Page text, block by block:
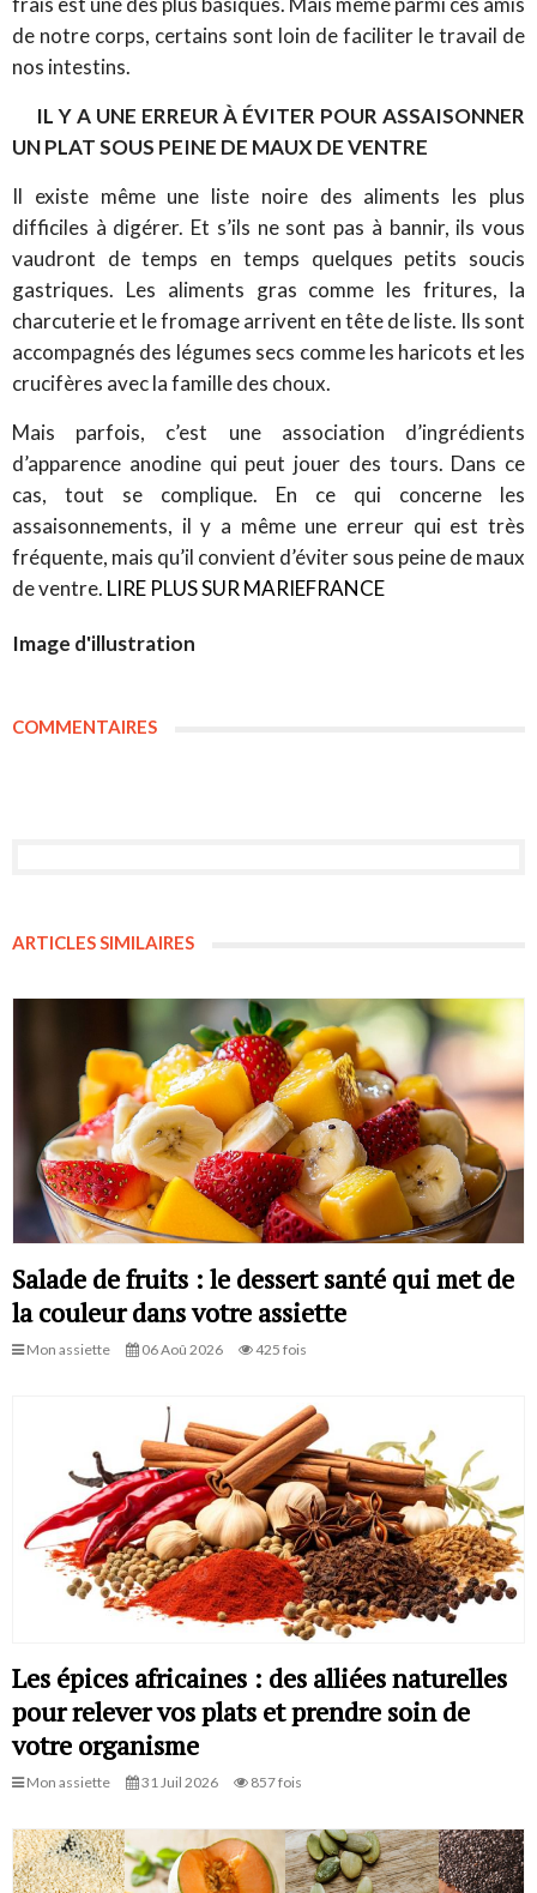
de notre corps, certains sont loin de faciliter le travail de
nos intestins.
IL Y A UNE ERREUR À ÉVITER POUR ASSAISONNER
UN PLAT SOUS PEINE DE MAUX DE VENTRE
Il existe même une liste noire des aliments les plus
difficiles à digérer. Et s’ils ne sont pas à bannir, ils vous
vaudront de temps en temps quelques petits soucis
gastriques. Les aliments gras comme les fritures, la
charcuterie et le fromage arrivent en tête de liste. Ils sont
accompagnés des légumes secs comme les haricots et les
crucifères avec la famille des choux.
Mais parfois, c’est une association d’ingrédients
d’apparence anodine qui peut jouer des tours. Dans ce
cas, tout se complique. En ce qui concerne les
assaisonnements, il y a même une erreur qui est très
fréquente, mais qu’il convient d’éviter sous peine de maux
de ventre. LIRE PLUS SUR MARIEFRANCE
Image d'illustration
COMMENTAIRES
ARTICLES SIMILAIRES
Salade de fruits : le dessert santé qui met de
la couleur dans votre assiette
Mon assiette 06 Aoû 2026 425 fois
Les épices africaines : des alliées naturelles
pour relever vos plats et prendre soin de
votre organisme
Mon assiette 31 Juil 2026 857 fois